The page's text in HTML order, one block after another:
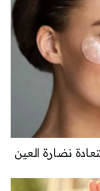
نضارة العين